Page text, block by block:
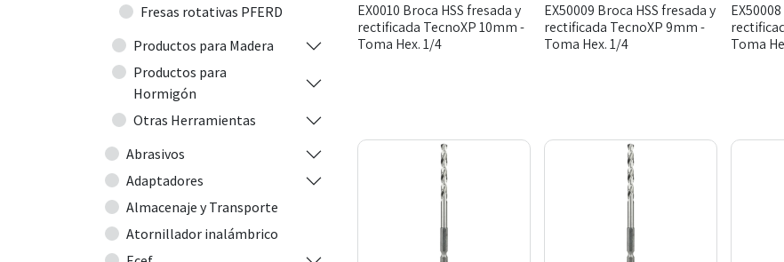
Fresas rotativas PFERD
Productos para Madera
Productos para
Hormigón
Otras Herramientas
Abrasivos
Adaptadores
Almacenaje y Transporte
Atornillador inalámbrico
EX0010 Broca HSS fresada y
rectificada TecnoXP 10mm -
Toma Hex. 1/4
EX50009 Broca HSS fresada y
rectificada TecnoXP 9mm -
Toma Hex. 1/4
Toma